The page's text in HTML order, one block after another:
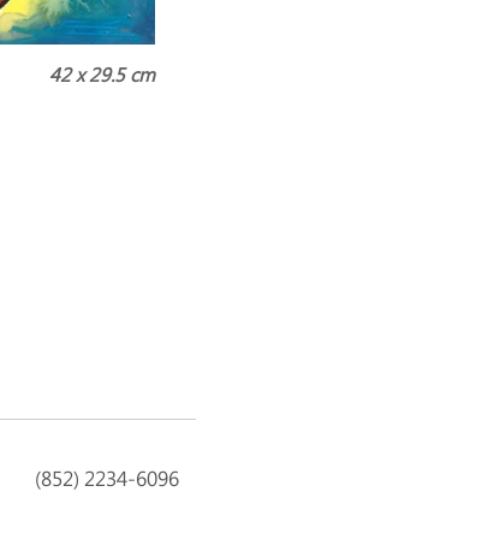
42 x 29.5 cm
(852) 2234-6096